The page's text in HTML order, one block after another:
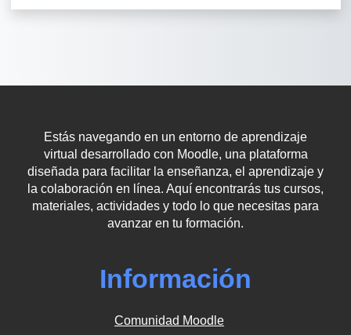
Estás navegando en un entorno de aprendizaje
virtual desarrollado con Moodle, una plataforma
diseñada para facilitar la enseñanza, el aprendizaje y
la colaboración en línea. Aquí encontrarás tus cursos,
materiales, actividades y todo lo que necesitas para
avanzar en tu formación.
Información
Comunidad Moodle